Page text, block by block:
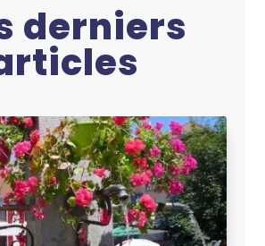
derniers